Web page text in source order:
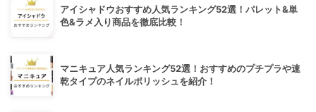
アイシャドウおすすめ人気ランキング52選！パレット&単
色&ラメ入り商品を徹底比較！
マニキュア人気ランキング52選！おすすめのプチプラや速
乾タイプのネイルポリッシュを紹介！